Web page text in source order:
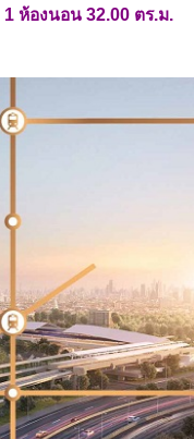
1 ห้องนอน 32.00 ตร.ม.